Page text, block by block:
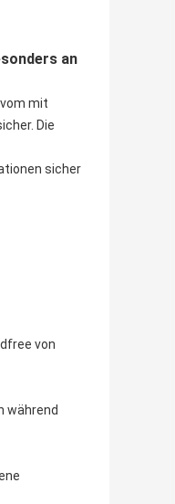
an
mit
Die
sicher
von
während